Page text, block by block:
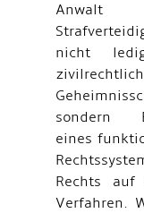
Anwalt
nicht
sondern
eines
Rechts
Verfahren.